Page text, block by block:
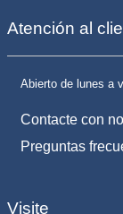
Atención al
Abierto de lunes a
Contacte con
Preguntas
Visite